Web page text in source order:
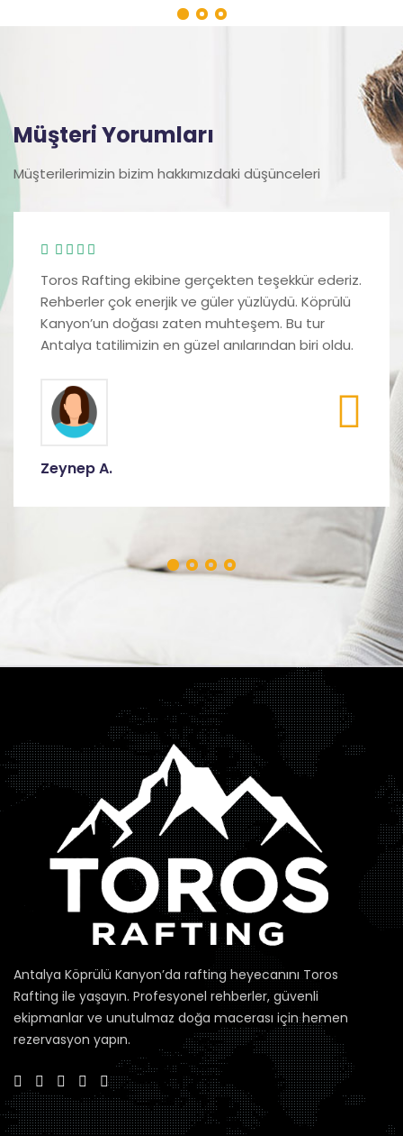
Müşteri Yorumları
Müşterilerimizin bizim hakkımızdaki düşünceleri
Toros Rafting ekibine gerçekten teşekkür ederiz.
Rehberler çok enerjik ve güler yüzlüydü. Köprülü
Kanyon’un doğası zaten muhteşem. Bu tur
Antalya tatilimizin en güzel anılarından biri oldu.
Zeynep A.
Antalya Köprülü Kanyon’da rafting heyecanını Toros
Rafting ile yaşayın. Profesyonel rehberler, güvenli
ekipmanlar ve unutulmaz doğa macerası için hemen
rezervasyon yapın.